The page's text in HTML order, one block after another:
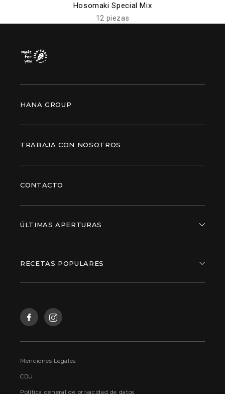
Hosomaki Special Mix
12 piezas
HANA GROUP
TRABAJA CON NOSOTROS
CONTACTO
ÚLTIMAS APERTURAS
RECETAS POPULARES
Menciones Legales
CDU
Política general de privacidad de datos